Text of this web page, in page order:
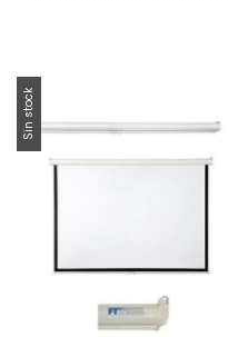
Sin stock